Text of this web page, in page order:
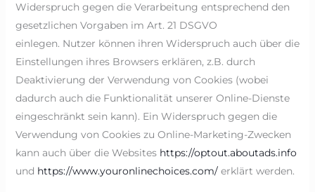
Widerspruch gegen die Verarbeitung entsprechend den
gesetzlichen Vorgaben im Art. 21 DSGVO
einlegen. Nutzer können ihren Widerspruch auch über die
Einstellungen ihres Browsers erklären, z.B. durch
Deaktivierung der Verwendung von Cookies (wobei
dadurch auch die Funktionalität unserer Online-Dienste
eingeschränkt sein kann). Ein Widerspruch gegen die
Verwendung von Cookies zu Online-Marketing-Zwecken
kann auch über die Websites https://optout.aboutads.info
und https://www.youronlinechoices.com/erklärt werden.